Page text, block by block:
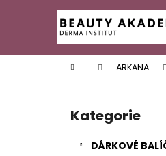
Domů ARKANA
Přeskočit
kategorie
Kategorie
DÁRKOVÉ
í
Zpět
do
Zpět
do